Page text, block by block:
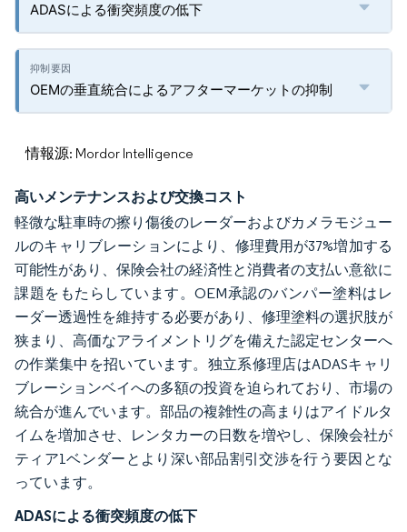
ADASによる衝突頻度の低下
OEMの垂直統合によるアフターマーケットの抑制
情報源: Mordor Intelligence
高いメンテナンスおよび交換コスト
軽微な駐車時の擦り傷後のレーダーおよびカメラモジュー
ルのキャリブレーションにより、修理費用が37%増加する
可能性があり、保険会社の経済性と消費者の支払い意欲に
課題をもたらしています。OEM承認のバンパー塗料はレ
ーダー透過性を維持する必要があり、修理塗料の選択肢が
狭まり、高価なアライメントリグを備えた認定センターへ
の作業集中を招いています。独立系修理店はADASキャリ
ブレーションベイへの多額の投資を迫られており、市場の
統合が進んでいます。部品の複雑性の高まりはアイドルタ
イムを増加させ、レンタカーの日数を増やし、保険会社が
ティア1ベンダーとより深い部品割引交渉を行う要因とな
っています。
ADASによる衝突頻度の低下